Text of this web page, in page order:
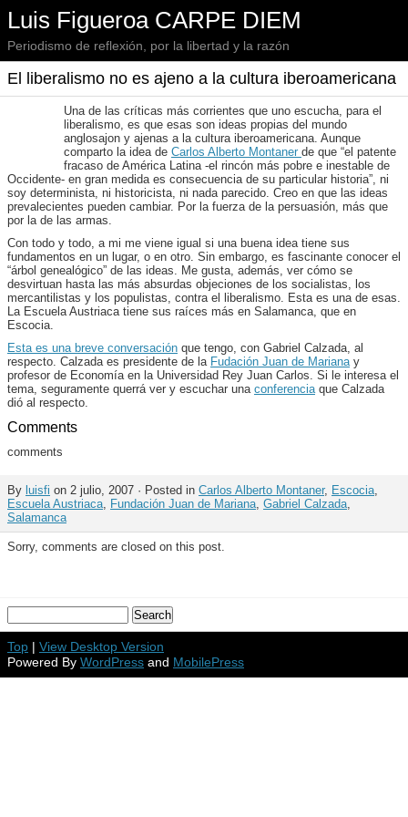
Luis Figueroa CARPE DIEM
Periodismo de reflexión, por la libertad y la razón
El liberalismo no es ajeno a la cultura iberoamericana
Una de las críticas más corrientes que uno escucha, para el
liberalismo, es que esas son ideas propias del mundo
anglosajon y ajenas a la cultura iberoamericana. Aunque
comparto la idea de Carlos Alberto Montaner de que “el patente
fracaso de América Latina -el rincón más pobre e inestable de
Occidente- en gran medida es consecuencia de su particular historia”, ni
soy determinista, ni historicista, ni nada parecido. Creo en que las ideas
prevalecientes pueden cambiar. Por la fuerza de la persuasión, más que
por la de las armas.
Con todo y todo, a mi me viene igual si una buena idea tiene sus
fundamentos en un lugar, o en otro. Sin embargo, es fascinante conocer el
“árbol genealógico” de las ideas. Me gusta, además, ver cómo se
desvirtuan hasta las más absurdas objeciones de los socialistas, los
mercantilistas y los populistas, contra el liberalismo. Esta es una de esas.
La Escuela Austriaca tiene sus raíces más en Salamanca, que en
Escocia.
Esta es una breve conversación que tengo, con Gabriel Calzada, al
respecto. Calzada es presidente de la Fudación Juan de Marianay
profesor de Economía en la Universidad Rey Juan Carlos. Si le interesa el
tema, seguramente querrá ver y escuchar una conferenciaque Calzada
dió al respecto.
Comments
comments
By luisfi on 2 julio, 2007 · Posted in Carlos Alberto Montaner, Escocia,
Escuela Austriaca, Fundación Juan de Mariana, Gabriel Calzada,
Salamanca
Sorry, comments are closed on this post.
Top | View Desktop Version
Powered By WordPress and MobilePress